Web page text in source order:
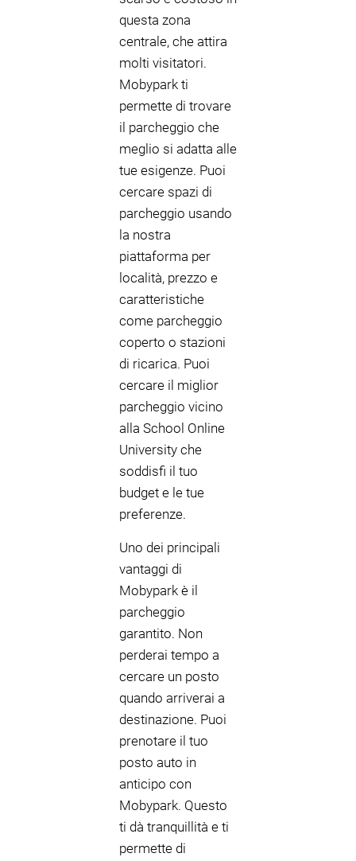
questa zona
centrale, che attira
molti visitatori.
Mobypark ti
permette di trovare
il parcheggio che
meglio si adatta alle
tue esigenze. Puoi
cercare spazi di
parcheggio usando
la nostra
piattaforma per
località, prezzo e
caratteristiche
come parcheggio
coperto o stazioni
di ricarica. Puoi
cercare il miglior
parcheggio vicino
alla School Online
University che
soddisfi il tuo
budget e le tue
preferenze.
Uno dei principali
vantaggi di
Mobypark è il
parcheggio
garantito. Non
perderai tempo a
cercare un posto
quando arriverai a
destinazione. Puoi
prenotare il tuo
posto auto in
anticipo con
Mobypark. Questo
ti dà tranquillità e ti
permette di